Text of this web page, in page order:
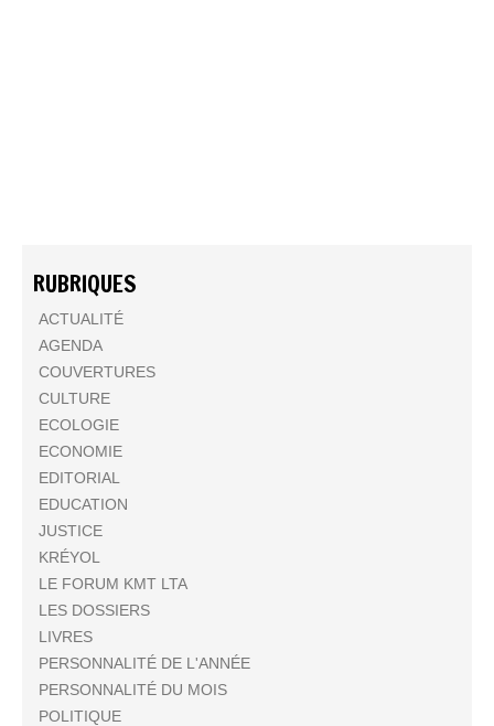
RUBRIQUES
ACTUALITÉ
AGENDA
COUVERTURES
CULTURE
ECOLOGIE
ECONOMIE
EDITORIAL
EDUCATION
JUSTICE
KRÉYOL
LE FORUM KMT LTA
LES DOSSIERS
LIVRES
PERSONNALITÉ DE L'ANNÉE
PERSONNALITÉ DU MOIS
POLITIQUE